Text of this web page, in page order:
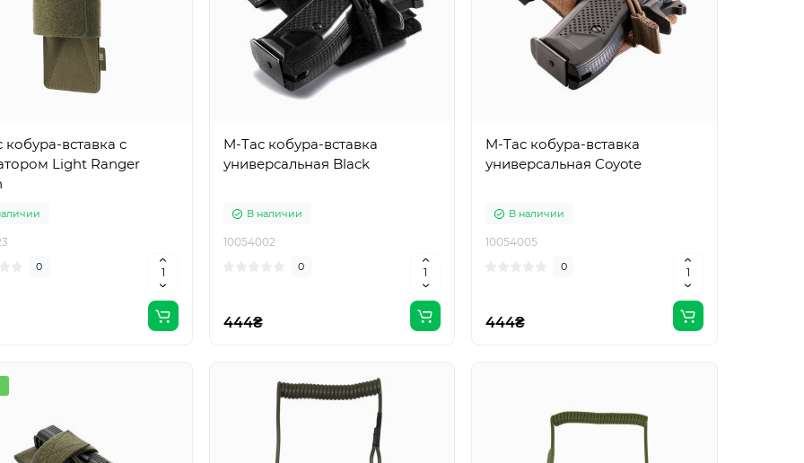
кобура-вставка с
Light Ranger
0
M-Tac кобура-вставка
универсальная Black
В наличии
10054002
0
444₴
M-Tac кобура-вставка
универсальная Coyote
В наличии
10054005
0
444₴